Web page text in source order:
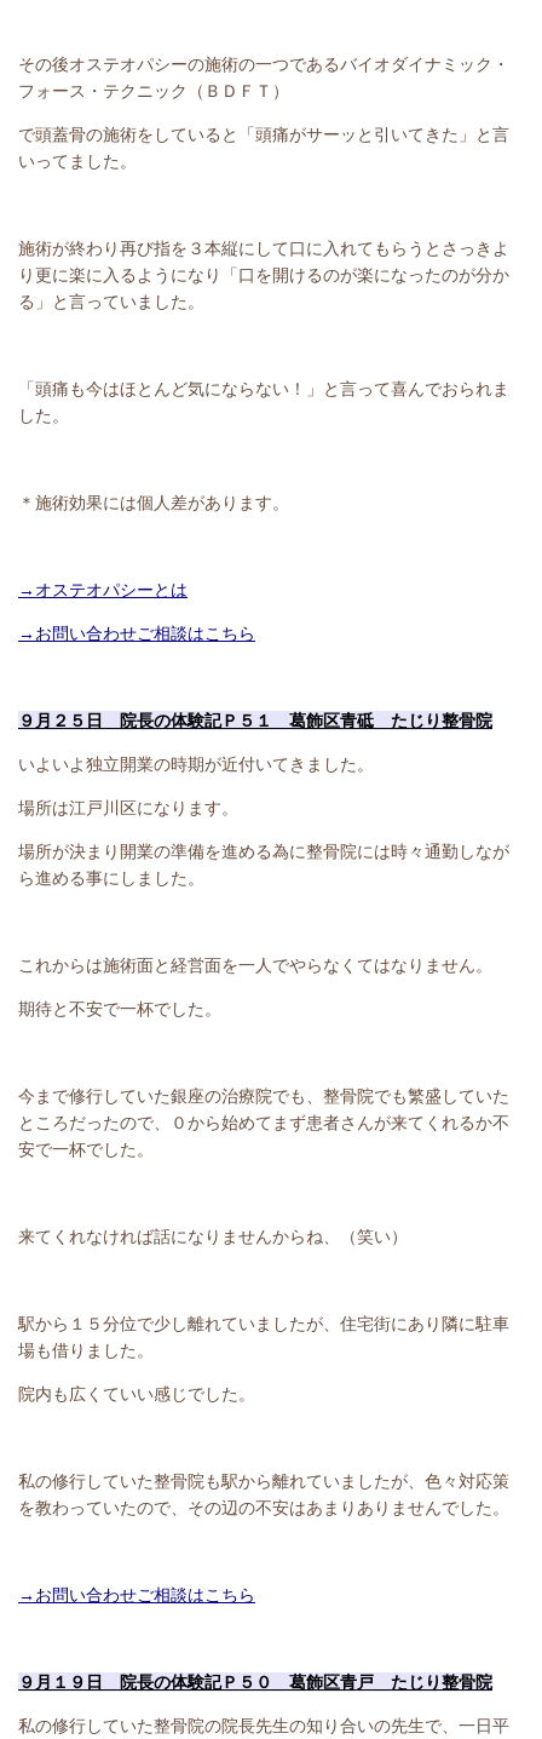
その後オステオパシーの施術の一つであるバイオダイナミック・
フォース・テクニック（ＢＤＦＴ）
で頭蓋骨の施術をしていると「頭痛がサーッと引いてきた」と言
いってました。
施術が終わり再び指を３本縦にして口に入れてもらうとさっきよ
り更に楽に入るようになり「口を開けるのが楽になったのが分か
る」と言っていました。
「頭痛も今はほとんど気にならない！」と言って喜んでおられま
した。
＊施術効果には個人差があります。
→オステオパシーとは
→お問い合わせご相談はこちら
９月２５日 院長の体験記Ｐ５１ 葛飾区青砥 たじり整骨院
いよいよ独立開業の時期が近付いてきました。
場所は江戸川区になります。
場所が決まり開業の準備を進める為に整骨院には時々通勤しなが
ら進める事にしました。
これからは施術面と経営面を一人でやらなくてはなりません。
期待と不安で一杯でした。
今まで修行していた銀座の治療院でも、整骨院でも繁盛していた
ところだったので、０から始めてまず患者さんが来てくれるか不
安で一杯でした。
来てくれなければ話になりませんからね、（笑い）
駅から１５分位で少し離れていましたが、住宅街にあり隣に駐車
場も借りました。
院内も広くていい感じでした。
私の修行していた整骨院も駅から離れていましたが、色々対応策
を教わっていたので、その辺の不安はあまりありませんでした。
→お問い合わせご相談はこちら
９月１９日 院長の体験記Ｐ５０ 葛飾区青戸 たじり整骨院
私の修行していた整骨院の院長先生の知り合いの先生で、一日平